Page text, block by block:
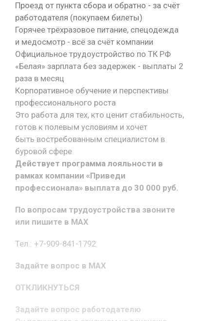
Проезд от пункта сбора и обратно - за счёт
работодателя (покупаем билеты)
Горячее трёхразовое питание, спецодежда
и медосмотр - всё за счёт компании
Официальное трудоустройство по ТК РФ
«Белая» зарплата без задержек - выплаты 2
раза в месяц
Корпоративное обучение и перспективы
профессионального роста
Это работа для тех, кто ценит стабильность,
готов к полевым условиям и хочет
быть востребованным специалистом в
буровой сфере
Действует программа лояльности в
рамках компании «Приведи
профессионала» выплата до 30 000 руб.
По вопросам трудоустройства звоните
или пишите в MAX
Тел.: +7-909-841-1792
Задайте вопрос в MAX
ОТКЛИКНУТЬСЯ
Задайте вопрос работодателю